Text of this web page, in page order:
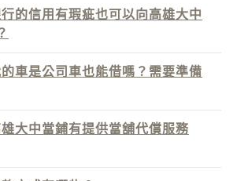
的信用有瑕疵也可以向高雄大中
車是公司車也能借嗎？需要準備
大中當鋪有提供當舖代償服務